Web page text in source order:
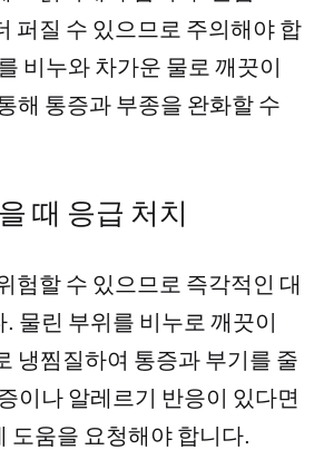
퍼질 수 있으므로 주의해야 합
비누와 차가운 물로 깨끗이
해 통증과 부종을 완화할 수
때 응급 처치
험할 수 있으므로 즉각적인 대
물린 부위를 비누로 깨끗이
냉찜질하여 통증과 부기를 줄
이나 알레르기 반응이 있다면
도움을 요청해야 합니다.